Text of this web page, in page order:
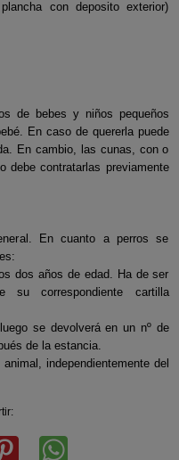
con deposito exterior)
de bebes y niños pequeños
En caso de quererla puede
En cambio, las cunas, con o
debe contratarlas previamente
En cuanto a perros se
dos años de edad. Ha de ser
su correspondiente cartilla
se devolverá en un nº de
de la estancia.
independientemente del